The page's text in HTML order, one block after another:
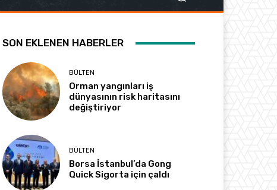
SON EKLENEN HABERLER
BÜLTEN
Orman yangınları iş
dünyasının risk haritasını
değiştiriyor
BÜLTEN
Borsa İstanbul’da Gong
Quick Sigorta için çaldı